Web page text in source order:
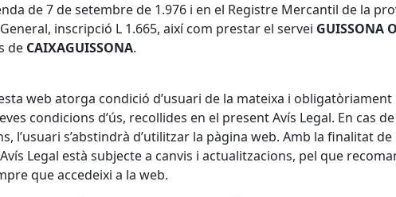
de 7 de setembre de 1.976 i en el Registre Mercantil de la
inscripció L 1.665, així com prestar el servei GUISSONA
de CAIXAGUISSONA.
web atorga condició d’usuari de la mateixa i
condicions d’ús, recollides en el present Avís Legal. En cas
l’usuari s’abstindrà d’utilitzar la pàgina web. Amb la finalitat
Legal està subjecte a canvis i actualitzacions, pel que
que accedeixi a la web.